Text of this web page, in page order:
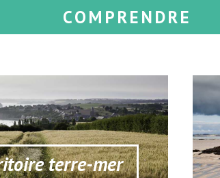
COMPRENDRE
terre-mer